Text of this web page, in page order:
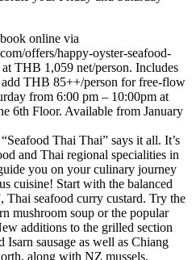
online via
offers/happy-oyster-seafood-
THB 1,059 net/person. Includes
THB 85++/person for free-flow
from 6:00 pm – 10:00pm at
6th Floor. Available from January
Thai Thai” says it all. It’s
and Thai regional specialities in
you on your culinary journey
cuisine! Start with the balanced
seafood curry custard. Try the
mushroom soup or the popular
additions to the grilled section
Isarn sausage as well as Chiang
along with NZ mussels,